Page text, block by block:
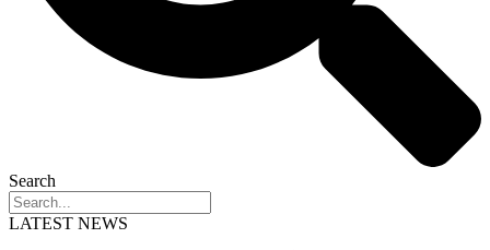
Search
LATEST NEWS